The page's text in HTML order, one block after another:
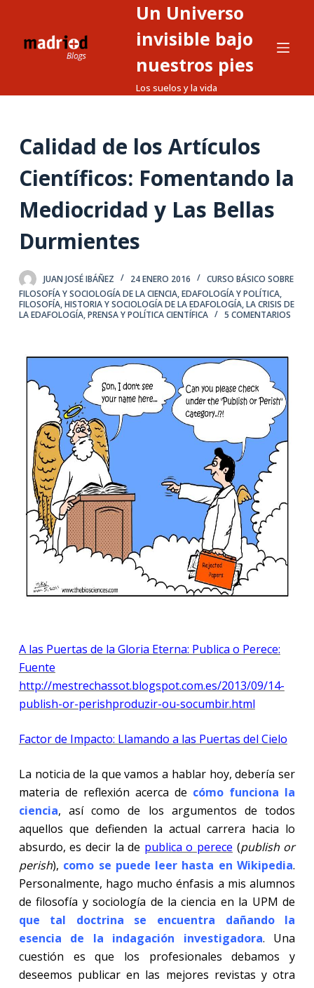
o
d
o
Un Universo
invisible bajo
nuestros pies
Los suelos y la vida
Calidad de los Artículos
Científicos: Fomentando la
Mediocridad y Las Bellas
Durmientes
JUAN JOSÉ IBÁÑEZ 24 ENERO 2016
CURSO BÁSICO SOBRE
FILOSOFÍA Y SOCIOLOGÍA DE LA CIENCIA,EDAFOLOGÍA Y POLÍTICA,
FILOSOFÍA, HISTORIA Y SOCIOLOGÍA DE LA EDAFOLOGÍA,LA CRISIS DE
LA EDAFOLOGÍA,PRENSA Y POLÍTICA CIENTÍFICA 5 COMENTARIOS
A las Puertas de la Gloria Eterna: Publica o Perece:
Fuente
http://mestrechassot.blogspot.com.es/2013/09/14-
publish-or-perishproduzir-ou-socumbir.html
Factor de Impacto: Llamando a las Puertas del Cielo
La noticia de la que vamos a hablar hoy, debería ser
materia de reflexión acerca de cómo funciona la
ciencia, así como de los argumentos de todos
aquellos que defienden la actual carrera hacia lo
absurdo, es decir la de publica o perece (publish or
perish), como se puede leer hasta en Wikipedia.
Personalmente, hago mucho énfasis a mis alumnos
de filosofía y sociología de la ciencia en la UPM de
que tal doctrina se encuentra dañando la
esencia de la indagación investigadora. Una
cuestión es que los profesionales debamos y
deseemos publicar en las mejores revistas y otra